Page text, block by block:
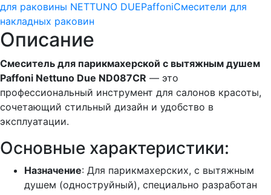
для раковины NETTUNO DUEPaffoniСмесители для
накладных раковин
Описание
Смеситель для парикмахерской с вытяжным душем
Paffoni Nettuno Due ND087CR — это
профессиональный инструмент для салонов красоты,
сочетающий стильный дизайн и удобство в
эксплуатации.
Основные характеристики:
Назначение: Для парикмахерских, с вытяжным
душем (одноструйный), специально разработан